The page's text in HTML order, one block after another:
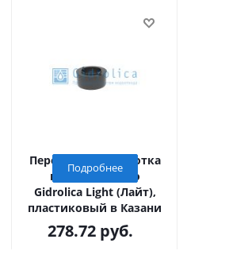
Переходник для лотка
водоотводного
Gidrolica Light (Лайт),
пластиковый в Казани
278.72 руб.
Подробнее